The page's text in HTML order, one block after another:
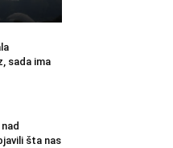
sada ima
šta nas